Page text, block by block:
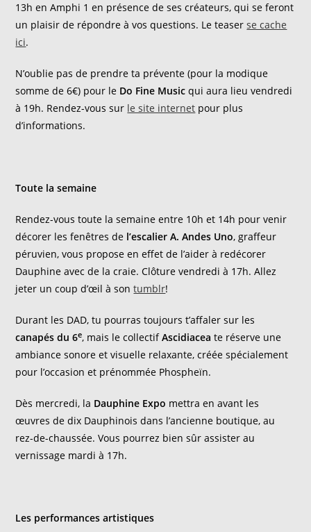
13h en Amphi 1 en présence de ses créateurs, qui se feront
un plaisir de répondre à vos questions. Le teaserse cache
ici.
N’oublie pas de prendre ta prévente (pour la modique
somme de 6€) pour le Do Fine Music qui aura lieu vendredi
à 19h. Rendez-vous sur le site internet pour plus
d’informations.
Toute la semaine
Rendez-vous toute la semaine entre 10h et 14h pour venir
décorer les fenêtres de l’escalier A. Andes Uno, graffeur
péruvien, vous propose en effet de l’aider à redécorer
Dauphine avec de la craie. Clôture vendredi à 17h. Allez
jeter un coup d’œil à sontumblr!
Durant les DAD, tu pourras toujours t’affaler sur les
canapés du 6e, mais le collectifAscidiacea te réserve une
ambiance sonore et visuelle relaxante, créée spécialement
pour l’occasion et prénommée Phospheïn.
Dès mercredi, la Dauphine Expo mettra en avant les
œuvres de dix Dauphinois dans l’ancienne boutique, au
rez-de-chaussée. Vous pourrez bien sûr assister au
vernissage mardi à 17h.
Les performances artistiques